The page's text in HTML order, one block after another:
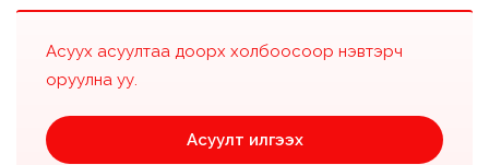
Асуух асуултаа доорх холбоосоор нэвтэрч
оруулна уу.
Асуулт илгээх